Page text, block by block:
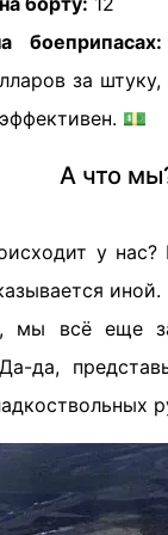
боеприпасах:
за
💵
А что
у
мы всё еще
да,